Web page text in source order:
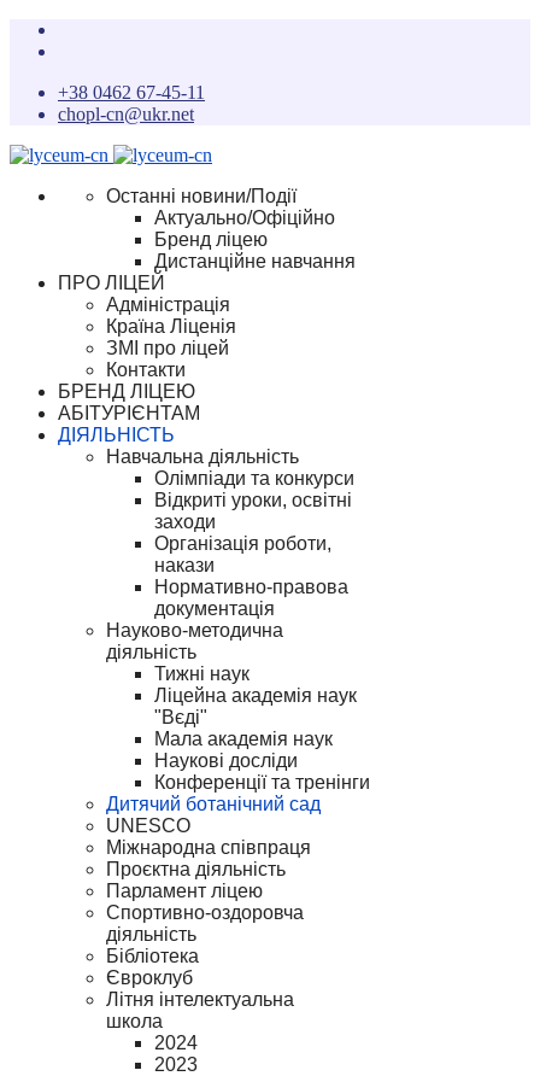
+38 0462 67-45-11
chopl-cn@ukr.net
Останні новини/Події
Актуально/Офіційно
Бренд ліцею
Дистанційне навчання
ПРО ЛІЦЕЙ
Адміністрація
Країна Ліценія
ЗМІ про ліцей
Контакти
БРЕНД ЛІЦЕЮ
АБІТУРІЄНТАМ
ДІЯЛЬНІСТЬ
Навчальна діяльність
Олімпіади та конкурси
Відкриті уроки, освітні
заходи
Організація роботи,
накази
Нормативно-правова
документація
Науково-методична
діяльність
Тижні наук
Ліцейна академія наук
"Вєді"
Мала академія наук
Наукові досліди
Конференції та тренінги
Дитячий ботанічний сад
UNESCO
Міжнародна співпраця
Проєктна діяльність
Парламент ліцею
Спортивно-оздоровча
діяльність
Бібліотека
Євроклуб
Літня інтелектуальна
школа
2024
2023